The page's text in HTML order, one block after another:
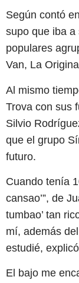
Según contó
supo que iba a
populares
Van, La
Al mismo
Trova con sus
Silvio
que el grupo
futuro.
Cuando tenía
cansao’”, de
tumbao’ tan
mí, además
estudié,
El bajo me